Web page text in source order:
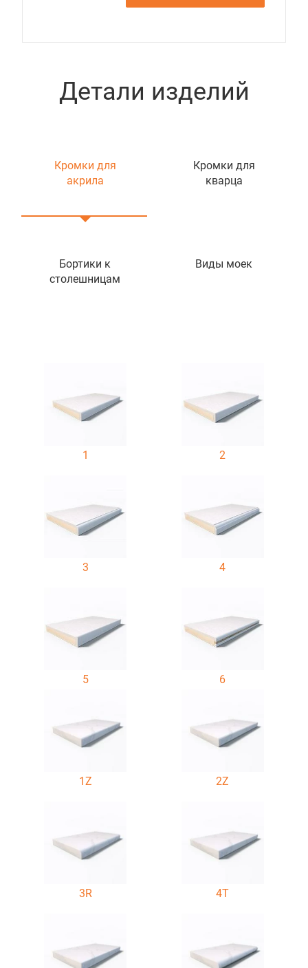
Детали изделий
Кромки для
акрила
Кромки для
кварца
Бортики к
столешницам
Виды моек
1 2
3 4
5 6
1Z 2Z
3R 4T